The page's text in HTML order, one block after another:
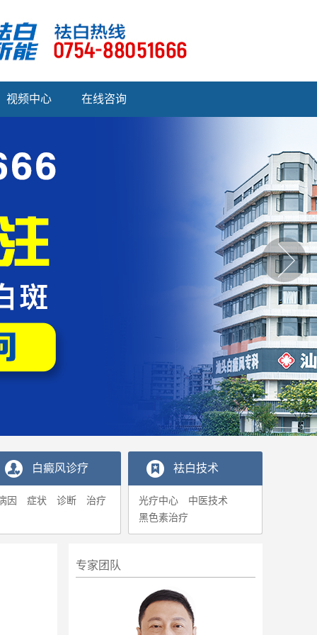
视频中心 在线咨询
白癜风诊疗
因 症状 诊断 治疗
袪白技术
光疗中心
中医技术
黑色素治疗
专家团队